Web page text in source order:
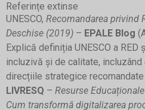
Referințe extinse
UNESCO, Recomandarea privind
Deschise (2019) – EPALE Blog
Explică definiția UNESCO a
incluzivă și de calitate,
direcțiile strategice
LIVRESQ – Resurse
Cum transformă digitalizarea